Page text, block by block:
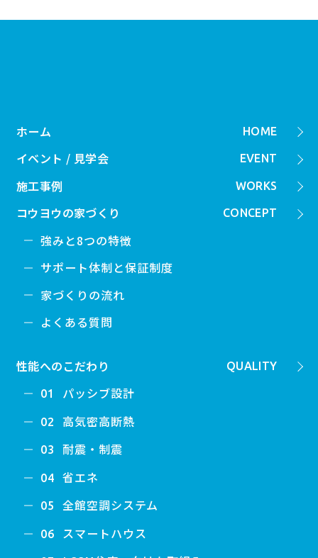
HOME
ホーム
EVENT
イベント / 見学会
WORKS
施工事例
CONCEPT
コウヨウの家づくり
強みと8つの特徴
サポート体制と保証制度
家づくりの流れ
よくある質問
QUALITY
性能へのこだわり
01 パッシブ設計
02 高気密高断熱
03 耐震・制震
04 省エネ
05 全館空調システム
06 スマートハウス